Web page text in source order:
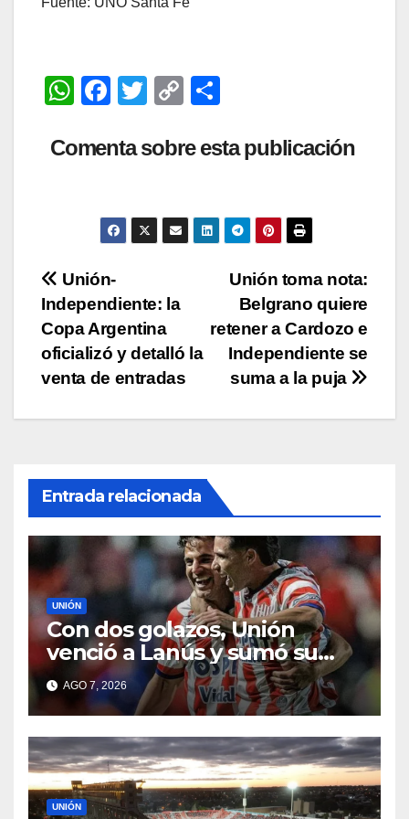
W
at
p
F
c
b
o
k
T
tt
C
p
Li
n
m
ar
tir
Comenta sobre esta publicación
Navegación
de
entradas
Unión toma nota:
Belgrano quiere
retener a Cardozo e
Independiente se
suma a la puja
Unión-
Independiente: la
Copa Argentina
oficializó y detalló la
venta de entradas
Entrada relacionada
UNIÓN
Con dos golazos, Unión
venció a Lanús y sumó su
primer triunfo en el Clausura
AGO 7, 2026
UNIÓN